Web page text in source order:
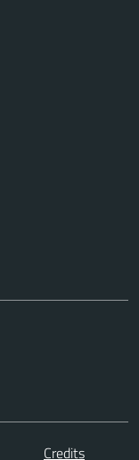
Credits